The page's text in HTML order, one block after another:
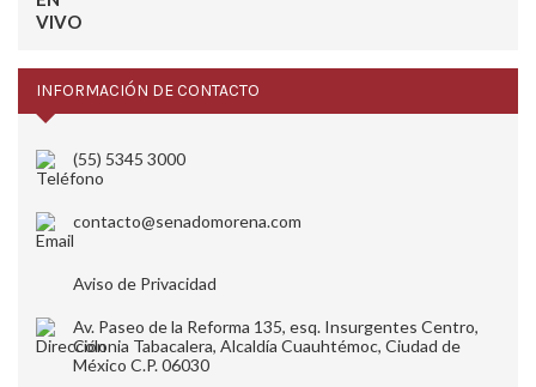
INFORMACIÓN DE CONTACTO
(55) 5345 3000
contacto@senadomorena.com
Aviso de Privacidad
Av. Paseo de la Reforma 135, esq. Insurgentes Centro,
Colonia Tabacalera, Alcaldía Cuauhtémoc, Ciudad de
México C.P. 06030